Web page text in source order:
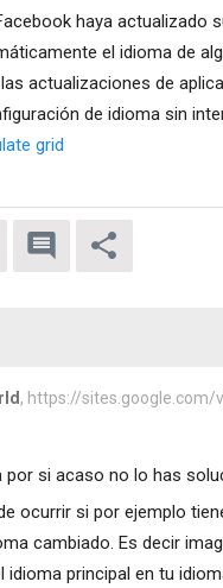
haya actualizado
el idioma de
actualizaciones de
de idioma sin
grid
, https://
por si acaso no lo has
ocurrir si por ejemplo
cambiado. Es decir
principal en tu